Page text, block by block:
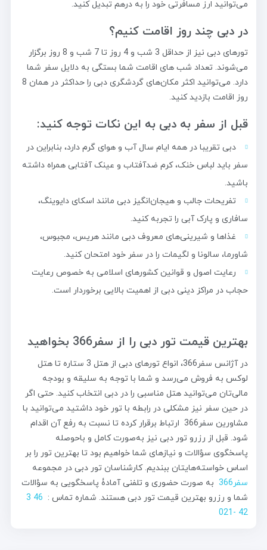
می‌توانید ارز مسافرتی خود را به درهم تبدیل کنید.
در دبی چند روز اقامت کنیم؟
تورهای دبی نیز از حداقل 3 شب و 4 روز تا 7 شب و 8 روز برگزار
می‌شوند. تعداد شب های اقامت شما بستگی به دلایل سفر شما
دارد. می‌توانید اکثر مکان‌های گردشگری دبی را حداکثر در همان 8
روز اقامت بازدید کنید.
قبل از سفر به دبی به این نکات توجه کنید:
دبی تقریبا در همه ایام سال آب و هوای گرم دارد، بنابراین در
سفر باید لباس خنک، کرم ضدآفتاب و عینک آفتابی همراه داشته
باشید.
تفریحات جالب و هیجان‌انگیز دبی مانند اسکای دایوینگ،
سافاری و پارک آبی را تجربه کنید.
غذاها و شیرینی‌های معروف دبی مانند هریس، مجبوس،
شاورما، سالونا و لگیمات را در سفر خود امتحان کنید.
رعایت اصول و قوانین کشورهای اسلامی به خصوص رعایت
حجاب در مراکز دینی دبی از اهمیت بالایی برخوردار است.
بهترین قیمت تور دبی را از سفر366 بخواهید
در آژانس سفر366، انواع تورهای دبی از هتل 3 ستاره تا هتل
لوکس به فروش می‌رسد و شما با توجه به سلیقه و بودجه
مالی‌تان می‌توانید هتل مناسبی را در دبی انتخاب کنید. حتی اگر
در حین سفر نیز مشکلی در رابطه‌ با تور خود داشتید می‌توانید با
مشاورین سفر366 ارتباط برقرار کرده تا نسبت به رفع آن اقدام
شود. قبل از رزرو تور دبی نیز به‌صورت کامل و باحوصله
پاسخگوی سؤالات و نیازهای شما خواهیم بود تا بهترین تور را بر
اساس خواسته‌هایتان ببندیم. کارشناسان تور دبی در مجموعه
سفر366
به صورت حضوری و تلفنی آمادۀ پاسخگویی به سؤالات
شما و رزرو بهترین قیمت تور دبی هستند. شماره تماس :
46 3
42 -021